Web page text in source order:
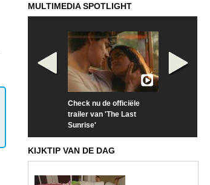
MULTIMEDIA SPOTLIGHT
Check nu de officiële
trailer van 'The Last
Sunrise'
KIJKTIP VAN DE DAG